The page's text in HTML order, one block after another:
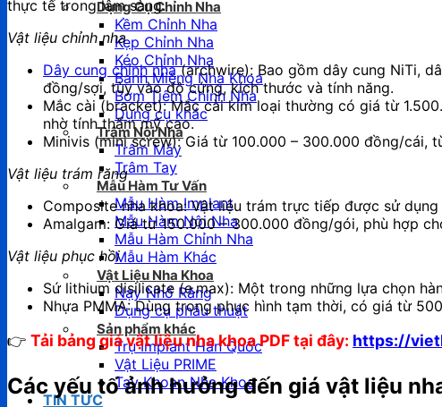
Dụng Cụ Chỉnh Nha
Kềm Chỉnh Nha
Kẹp Chỉnh Nha
Kéo Chỉnh Nha
Banh Miệng Nha Khoa
Bơm Tiêm Chỉnh Nha
Dụng cụ khác
Trâm Nội Nha
Trâm Máy
Trâm Tay
Mẫu Hàm Tư Vấn
Mẫu Hàm Implant
Mẫu Hàm Nội Nha
Mẫu Hàm Chỉnh Nha
Mẫu Hàm Khác
Vật Liệu Nha Khoa
Nạy Nhổ Răng
Dụng cụ phẫu thuật
Sản phẩm khác
Trụ Implant Hàn Quốc
Vật Liệu PRIME
Tay Khoan Nha Khoa
TIN TỨC
thực tế trong lâm sàng.
Vật liệu chỉnh nha
Dây cung chỉnh nha(archwire): Bao gồm dây cung NiTi,
đồng/sợi, tùy vào độ cứng, kích thước và tính năng.
Mắc cài (bracket): Mắc cài kim loại thường có giá từ
nhờ tính thẩm mỹ cao.
Minivis (mini screw): Giá từ 100.000 – 300.000 đồng/cái,
Vật liệu trám răng
Composite nha khoa: Vật liệu trám trực tiếp được sử
Amalgam: Giá từ 150.000 – 300.000 đồng/gói, phù hợp
Vật liệu phục hồi
Sứ lithium disilicate (e.max): Một trong những lựa chọn
Nhựa PMMA: Dùng trong phục hình tạm thời, có giá từ
👉 Tải bảng giá vật liệu nha khoa PDF tại đây: https://
Các yếu tố ảnh hưởng đến giá vật liệu